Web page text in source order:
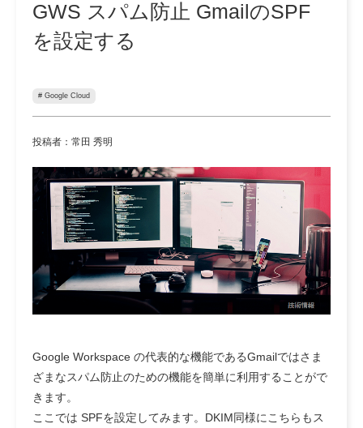
GWS スパム防止 GmailのSPF
を設定する
# Google Cloud
投稿者：常田 秀明
Google Workspace の代表的な機能であるGmailではさま
ざまなスパム防止のための機能を簡単に利用することがで
きます。
ここでは SPFを設定してみます。DKIM同様にこちらもス